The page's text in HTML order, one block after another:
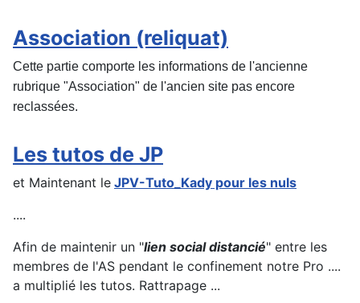
Association (reliquat)
Cette partie comporte les informations de l'ancienne
rubrique "Association" de l'ancien site pas encore
reclassées.
Les tutos de JP
et Maintenant le JPV-Tuto_Kady pour les nuls
....
Afin de maintenir un "lien social distancié" entre les
membres de l'AS pendant le confinement notre Pro ....
a multiplié les tutos. Rattrapage ...